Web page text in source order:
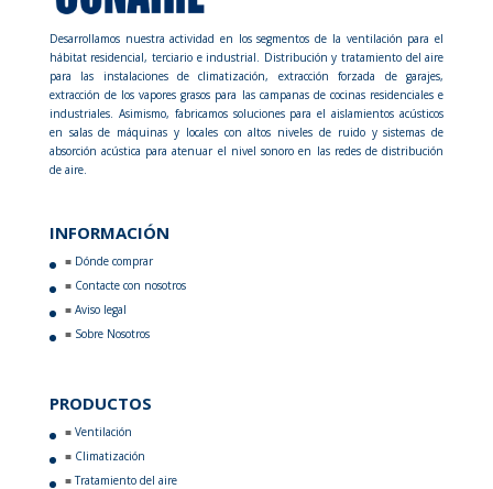
Desarrollamos nuestra actividad en los segmentos de la ventilación para el
hábitat residencial, terciario e industrial. Distribución y tratamiento del aire
para las instalaciones de climatización, extracción forzada de garajes,
extracción de los vapores grasos para las campanas de cocinas residenciales e
industriales. Asimismo, fabricamos soluciones para el aislamientos acústicos
en salas de máquinas y locales con altos niveles de ruido y sistemas de
absorción acústica para atenuar el nivel sonoro en las redes de distribución
de aire.
INFORMACIÓN
Dónde comprar
Contacte con nosotros
Aviso legal
Sobre Nosotros
PRODUCTOS
Ventilación
Climatización
Tratamiento del aire